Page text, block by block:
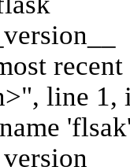
line 1,